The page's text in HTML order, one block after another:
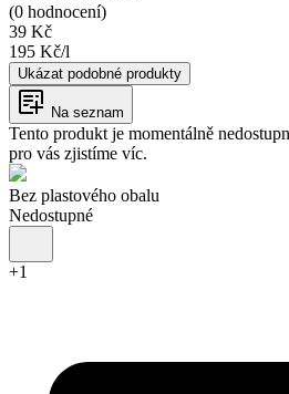
(0 hodnocení)
39 Kč
195 Kč/l
Ukázat podobné produkty
Na seznam
Tento produkt je momentálně
pro vás zjistíme víc.
Bez plastového obalu
Nedostupné
+1